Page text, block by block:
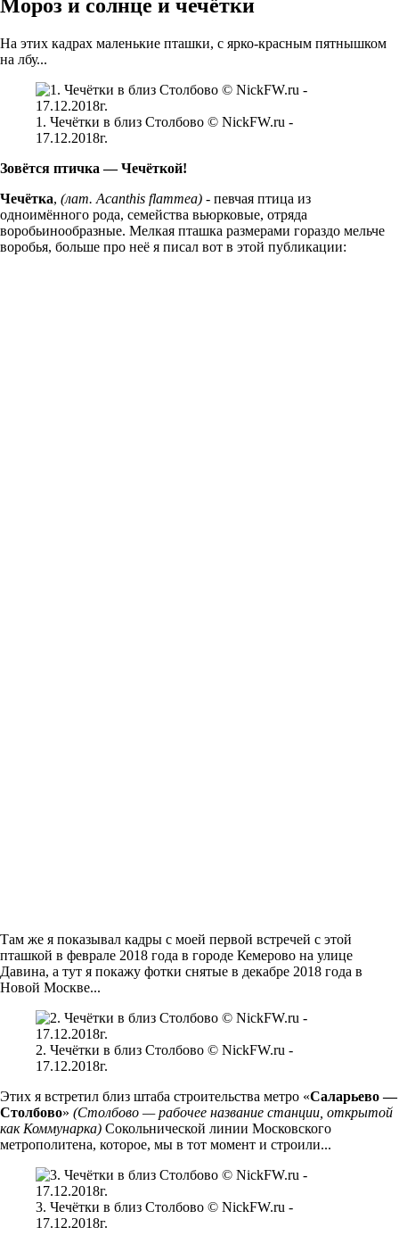
Мороз и солнце и чечётки
На этих кадрах маленькие пташки, с ярко-красным пятнышком
на лбу...
1. Чечётки в близ Столбово © NickFW.ru -
17.12.2018г.
Зовётся птичка — Чечёткой!
Чечётка, (лат. Acanthis flammea) - певчая птица из
одноимённого рода, семейства вьюрковые, отряда
воробьинообразные. Мелкая пташка размерами гораздо мельче
воробья, больше про неё я писал вот в этой публикации:
Там же я показывал кадры с моей первой встречей с этой
пташкой в феврале 2018 года в городе Кемерово на улице
Давина, а тут я покажу фотки снятые в декабре 2018 года в
Новой Москве...
2. Чечётки в близ Столбово © NickFW.ru -
17.12.2018г.
Этих я встретил близ штаба строительства метро «Саларьево —
Столбово» (Столбово — рабочее название станции, открытой
как Коммунарка) Сокольнической линии Московского
метрополитена, которое, мы в тот момент и строили...
3. Чечётки в близ Столбово © NickFW.ru -
17.12.2018г.